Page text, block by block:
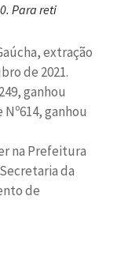
Para reti
extração
de 2021.
ganhou
ganhou
na Prefeitura
da
de